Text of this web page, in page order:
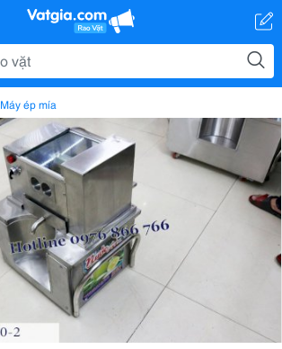
Máy ép mía